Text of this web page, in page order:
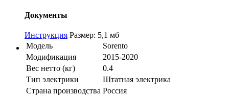
Документы
Инструкция Размер: 5,1 мб
Модель
Sorento
Модификация
2015-2020
Вес нетто (кг)
0.4
Тип электрики
Штатная электрика
Страна производства Россия